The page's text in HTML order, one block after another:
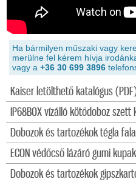
Kaiser letölthető katalógus
IP68BOX vízálló kötődoboz
Dobozok és tartozékok tégla
ECON védőcső lázáró gumi kupak
Dobozok és tartozékok
Ha bármilyen műszaki vagy
merülne fel kérem hívja
vagy a +36 30 699 3896